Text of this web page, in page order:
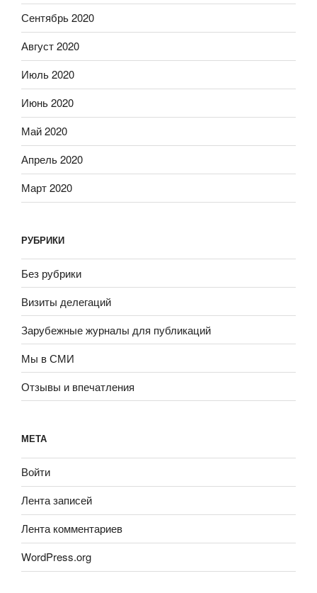
Сентябрь 2020
Август 2020
Июль 2020
Июнь 2020
Май 2020
Апрель 2020
Март 2020
РУБРИКИ
Без рубрики
Визиты делегаций
Зарубежные журналы для публикаций
Мы в СМИ
Отзывы и впечатления
МЕТА
Войти
Лента записей
Лента комментариев
WordPress.org